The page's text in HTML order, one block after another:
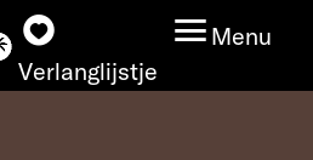
Verlanglijstje
Menu